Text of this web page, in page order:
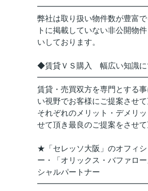
弊社は取り扱い物件数が豊富
トに掲載していない非公開物
いしております。
◆賃貸ＶＳ購入 幅広い知識に
賃貸・売買双方を専門とする
い視野でお客様にご提案させて
それぞれのメリット・デメリ
せて頂き最良のご提案をさせて
★「セレッソ大阪」のオフィ
ー・「オリックス・バファロ
シャルパートナー